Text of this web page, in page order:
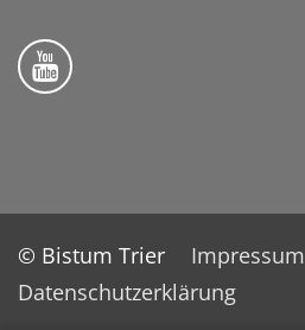
Folge uns auf YouTube
© Bistum Trier
Impressum
Datenschutzerklärung